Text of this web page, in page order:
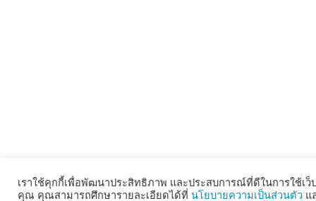
เราใช้คุกกี้เพื่อพัฒนาประสิทธิภาพ และประสบการณ์ที่ดีในการใช้เว็
คุณ คุณสามารถศึกษารายละเอียดได้ที่ นโยบายความเป็นส่วนตัว แ